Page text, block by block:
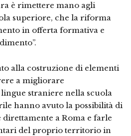
è rimettere mano agli
superiore, che la riforma
in offerta formativa e
alla costruzione di elementi
a migliorare
straniere nella scuola
hanno avuto la possibilità di
a Roma e farle
del proprio territorio in